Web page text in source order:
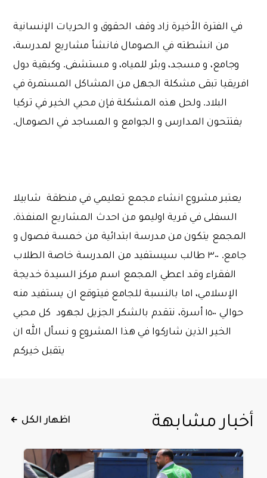
في الفترة الأخيرة زاد وقف الحقوق و الحريات الإنسانية
من انشطته في الصومال فانشأ مشاريع لمدرسة،
وجامع، و مسجد، وبئر للمياه، و مستشفى. وكبقية دول
افريقيا تبقى مشكلة الجهل من المشاكل المستمرة في
البلاد. ولحل هذه المشكلة فإن محبي الخير في تركيا
يفتتحون المدارس و الجوامع و المساجد في الصومال.
يعتبر مشروع انشاء مجمع تعليمي في منطقة شابيلا
السفلى في قرية اوليمو من احدث المشاريع المنفذة.
المجمع يتكون من مدرسة ابتدائية من خمسة فصول و
جامع. ٣٠٠ طالب سيستفيد من المدرسة خاصة الطلاب
الفقراء وقد اعطي المجمع اسم مركز السيدة خديجة
الإسلامي، اما بالنسبة للجامع فيتوقع ان يستفيد منه
حوالي ١٥٠٠ أسرة، نتقدم بالشكر الجزيل لجهود كل محبي
الخير الذين شاركوا في هذا المشروع و نسأل الله ان
يتقبل خيركم
أخبار مشابهة اظهار الكل